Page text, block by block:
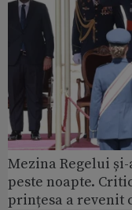
Mezina Regelui
peste noapte.
prințesa a revenit